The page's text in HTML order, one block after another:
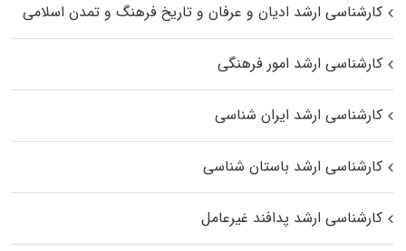
کارشناسی ارشد ادیان و عرفان و تاریخ فرهنگ و تمدن اسلامی
کارشناسی ارشد امور فرهنگی
کارشناسی ارشد ایران شناسی
کارشناسی ارشد باستان شناسی
کارشناسی ارشد پدافند غیرعامل